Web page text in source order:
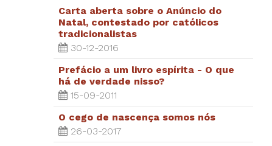
Carta aberta sobre o Anúncio do
Natal, contestado por católicos
tradicionalistas
30-12-2016
Prefácio a um livro espírita - O que
há de verdade nisso?
15-09-2011
O cego de nascença somos nós
26-03-2017